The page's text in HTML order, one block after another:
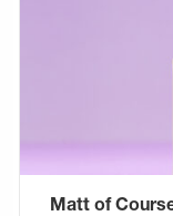
Matt of